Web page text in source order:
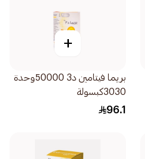
+
بريما فيتامين د3 50000وحدة
3030كبسولة
96.1